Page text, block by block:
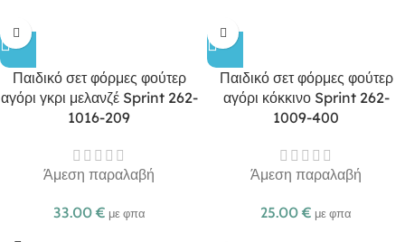
Παιδικό σετ φόρμες φούτερ
αγόρι γκρι μελανζέ Sprint 262-
1016-209
Άμεση παραλαβή
33.00 € με φπα
Παιδικό σετ φόρμες φούτερ
αγόρι κόκκινο Sprint 262-
1009-400
Άμεση παραλαβή
25.00 € με φπα